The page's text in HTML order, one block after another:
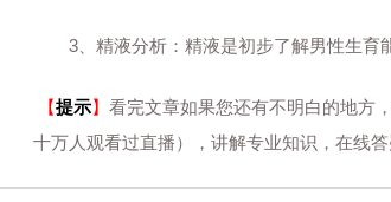
3、精液分析：精液是初步了解男性生育能
【提示】 看完文章如果您还有不明白的地方
十万人观看过直播），讲解专业知识，在线答